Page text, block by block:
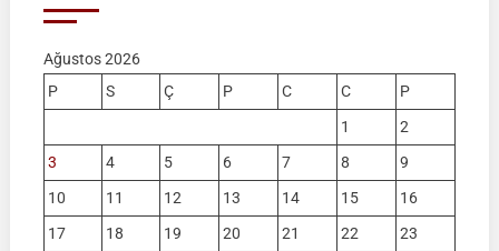
Ağustos 2026
P
S Ç P C C
P
1
2
3
4 5 6 7 8
9
10
11 12 13 14 15
16
17
18 19 20 21 22
23